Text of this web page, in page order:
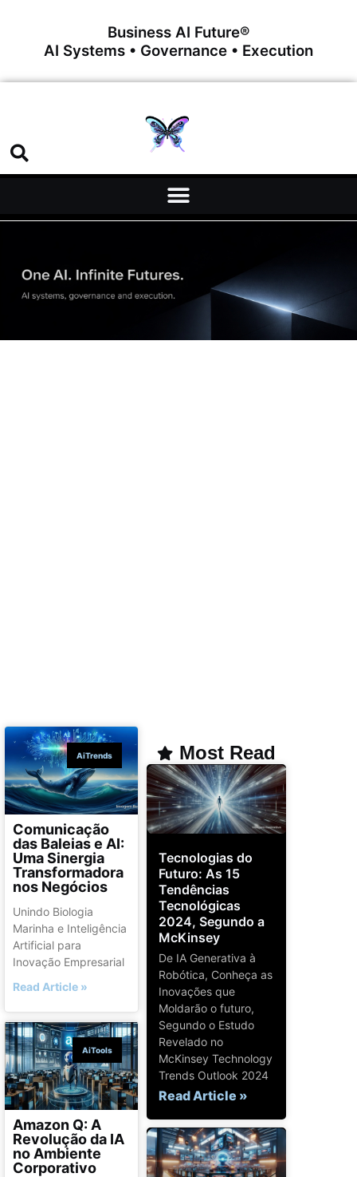
Business AI Future®
AI Systems • Governance • Execution
AiTrends
Comunicação
das Baleias e AI:
Uma Sinergia
Transformadora
nos Negócios
Unindo Biologia
Marinha e Inteligência
Artificial para
Inovação Empresarial
Read Article »
AiTools
Amazon Q: A
Revolução da IA
no Ambiente
Corporativo
Most Read
Tecnologias do
Futuro: As 15
Tendências
Tecnológicas
2024, Segundo a
McKinsey
De IA Generativa à
Robótica, Conheça as
Inovações que
Moldarão o futuro,
Segundo o Estudo
Revelado no
McKinsey Technology
Trends Outlook 2024
Read Article »